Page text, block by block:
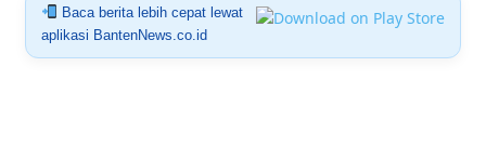
Baca berita lebih cepat lewat
aplikasi BantenNews.co.id